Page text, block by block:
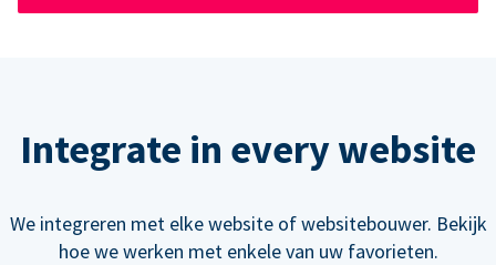
Integrate in every website
We integreren met elke website of websitebouwer. Bekijk
hoe we werken met enkele van uw favorieten.